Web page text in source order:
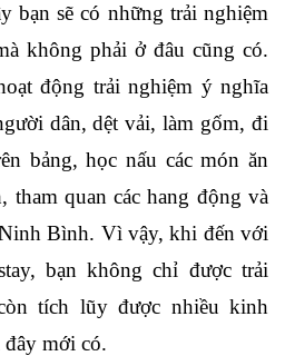
bạn sẽ có những trải nghiệm
không phải ở đâu cũng có.
động trải nghiệm ý nghĩa
dân, dệt vải, làm gốm, đi
bảng, học nấu các món ăn
tham quan các hang động và
Bình. Vì vậy, khi đến với
bạn không chỉ được trải
tích lũy được nhiều kinh
mới có.